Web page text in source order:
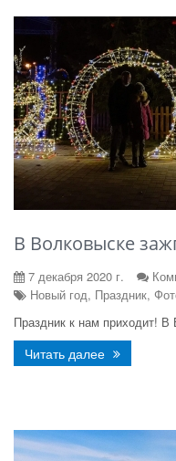
В Волковыске
7 декабря 2020 г.
Новый год, Праздник,
Праздник к нам приходит! В
Читать далее